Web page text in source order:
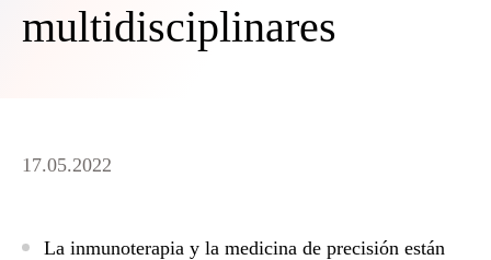
multidisciplinares
17.05.2022
La inmunoterapia y la medicina de precisión están